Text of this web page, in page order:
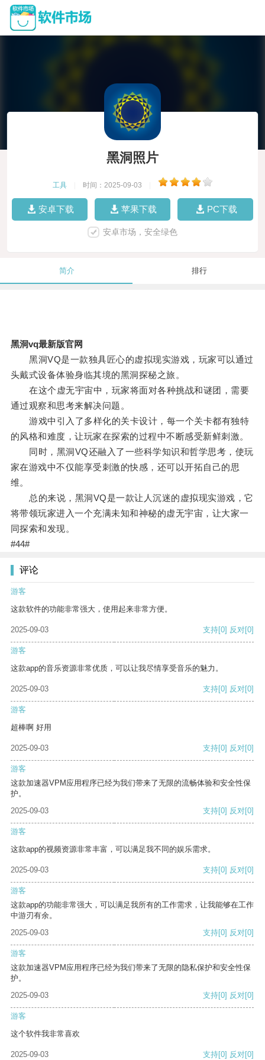
黑洞照片
工具 时间：2025-09-03
安卓下载 苹果下载 PC下载
安卓市场，安全绿色
简介 排行
黑洞vq最新版官网
黑洞VQ是一款独具匠心的虚拟现实游戏，玩家可以通过
头戴式设备体验身临其境的黑洞探秘之旅。
在这个虚无宇宙中，玩家将面对各种挑战和谜团，需要
通过观察和思考来解决问题。
游戏中引入了多样化的关卡设计，每一个关卡都有独特
的风格和难度，让玩家在探索的过程中不断感受新鲜刺激。
同时，黑洞VQ还融入了一些科学知识和哲学思考，使玩
家在游戏中不仅能享受刺激的快感，还可以开拓自己的思
维。
总的来说，黑洞VQ是一款让人沉迷的虚拟现实游戏，它
将带领玩家进入一个充满未知和神秘的虚无宇宙，让大家一
同探索和发现。
#44#
评论
游客
这款软件的功能非常强大，使用起来非常方便。
2025-09-03 支持[0] 反对[0]
游客
这款app的音乐资源非常优质，可以让我尽情享受音乐的魅力。
2025-09-03 支持[0] 反对[0]
游客
超棒啊 好用
2025-09-03 支持[0] 反对[0]
游客
这款加速器VPM应用程序已经为我们带来了无限的流畅体验和安全性保
护。
2025-09-03
支持[0] 反对[0]
游客
这款app的视频资源非常丰富，可以满足我不同的娱乐需求。
2025-09-03 支持[0] 反对[0]
游客
这款app的功能非常强大，可以满足我所有的工作需求，让我能够在工作
中游刃有余。
2025-09-03
支持[0] 反对[0]
游客
这款加速器VPM应用程序已经为我们带来了无限的隐私保护和安全性保
护。
2025-09-03
支持[0] 反对[0]
游客
这个软件我非常喜欢
2025-09-03 支持[0] 反对[0]